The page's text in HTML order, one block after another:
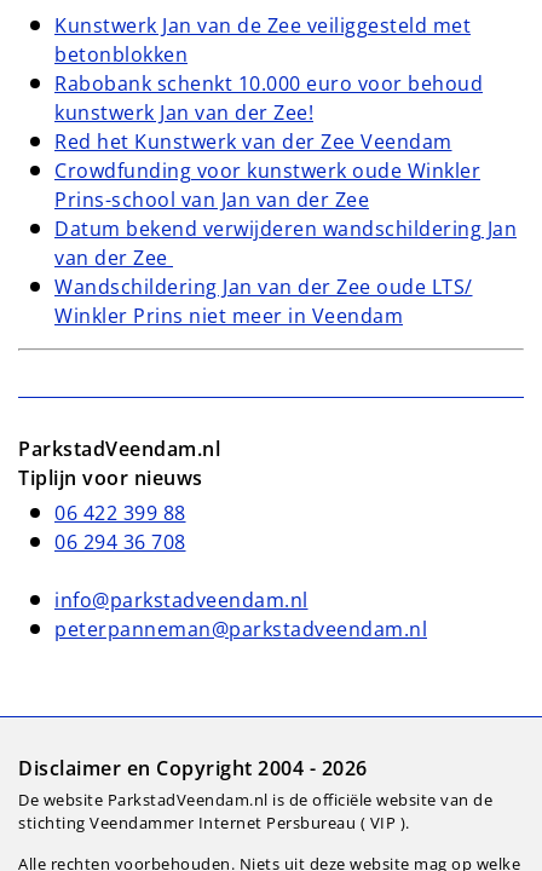
Kunstwerk Jan van de Zee veiliggesteld met
betonblokken
Rabobank schenkt 10.000 euro voor behoud
kunstwerk Jan van der Zee!
Red het Kunstwerk van der Zee Veendam
Crowdfunding voor kunstwerk oude Winkler
Prins-school van Jan van der Zee
Datum bekend verwijderen wandschildering Jan
van der Zee
Wandschildering Jan van der Zee oude LTS/
Winkler Prins niet meer in Veendam
ParkstadVeendam.nl
Tiplijn voor nieuws
06 422 399 88
06 294 36 708
info@parkstadveendam.nl
peterpanneman@parkstadveendam.nl
Disclaimer en Copyright 2004 - 2026
De website ParkstadVeendam.nl is de officiële website van de
stichting Veendammer Internet Persbureau ( VIP ).
Alle rechten voorbehouden. Niets uit deze website mag op welke